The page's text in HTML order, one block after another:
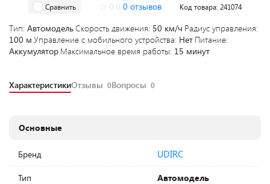
Сравнить 0 отзывов Код товара: 241074
Тип: АвтомодельСкорость движения: 50 км/ч Радиус управления:
100 м Управление с мобильного устройства: Нет Питание:
Аккумулятор Максимальное время работы: 15 минут
ХарактеристикиОтзывы 0Вопросы 0
Основные
Бренд UDIRC
Тип
Автомодель